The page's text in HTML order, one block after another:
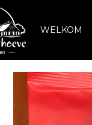
WELKOM